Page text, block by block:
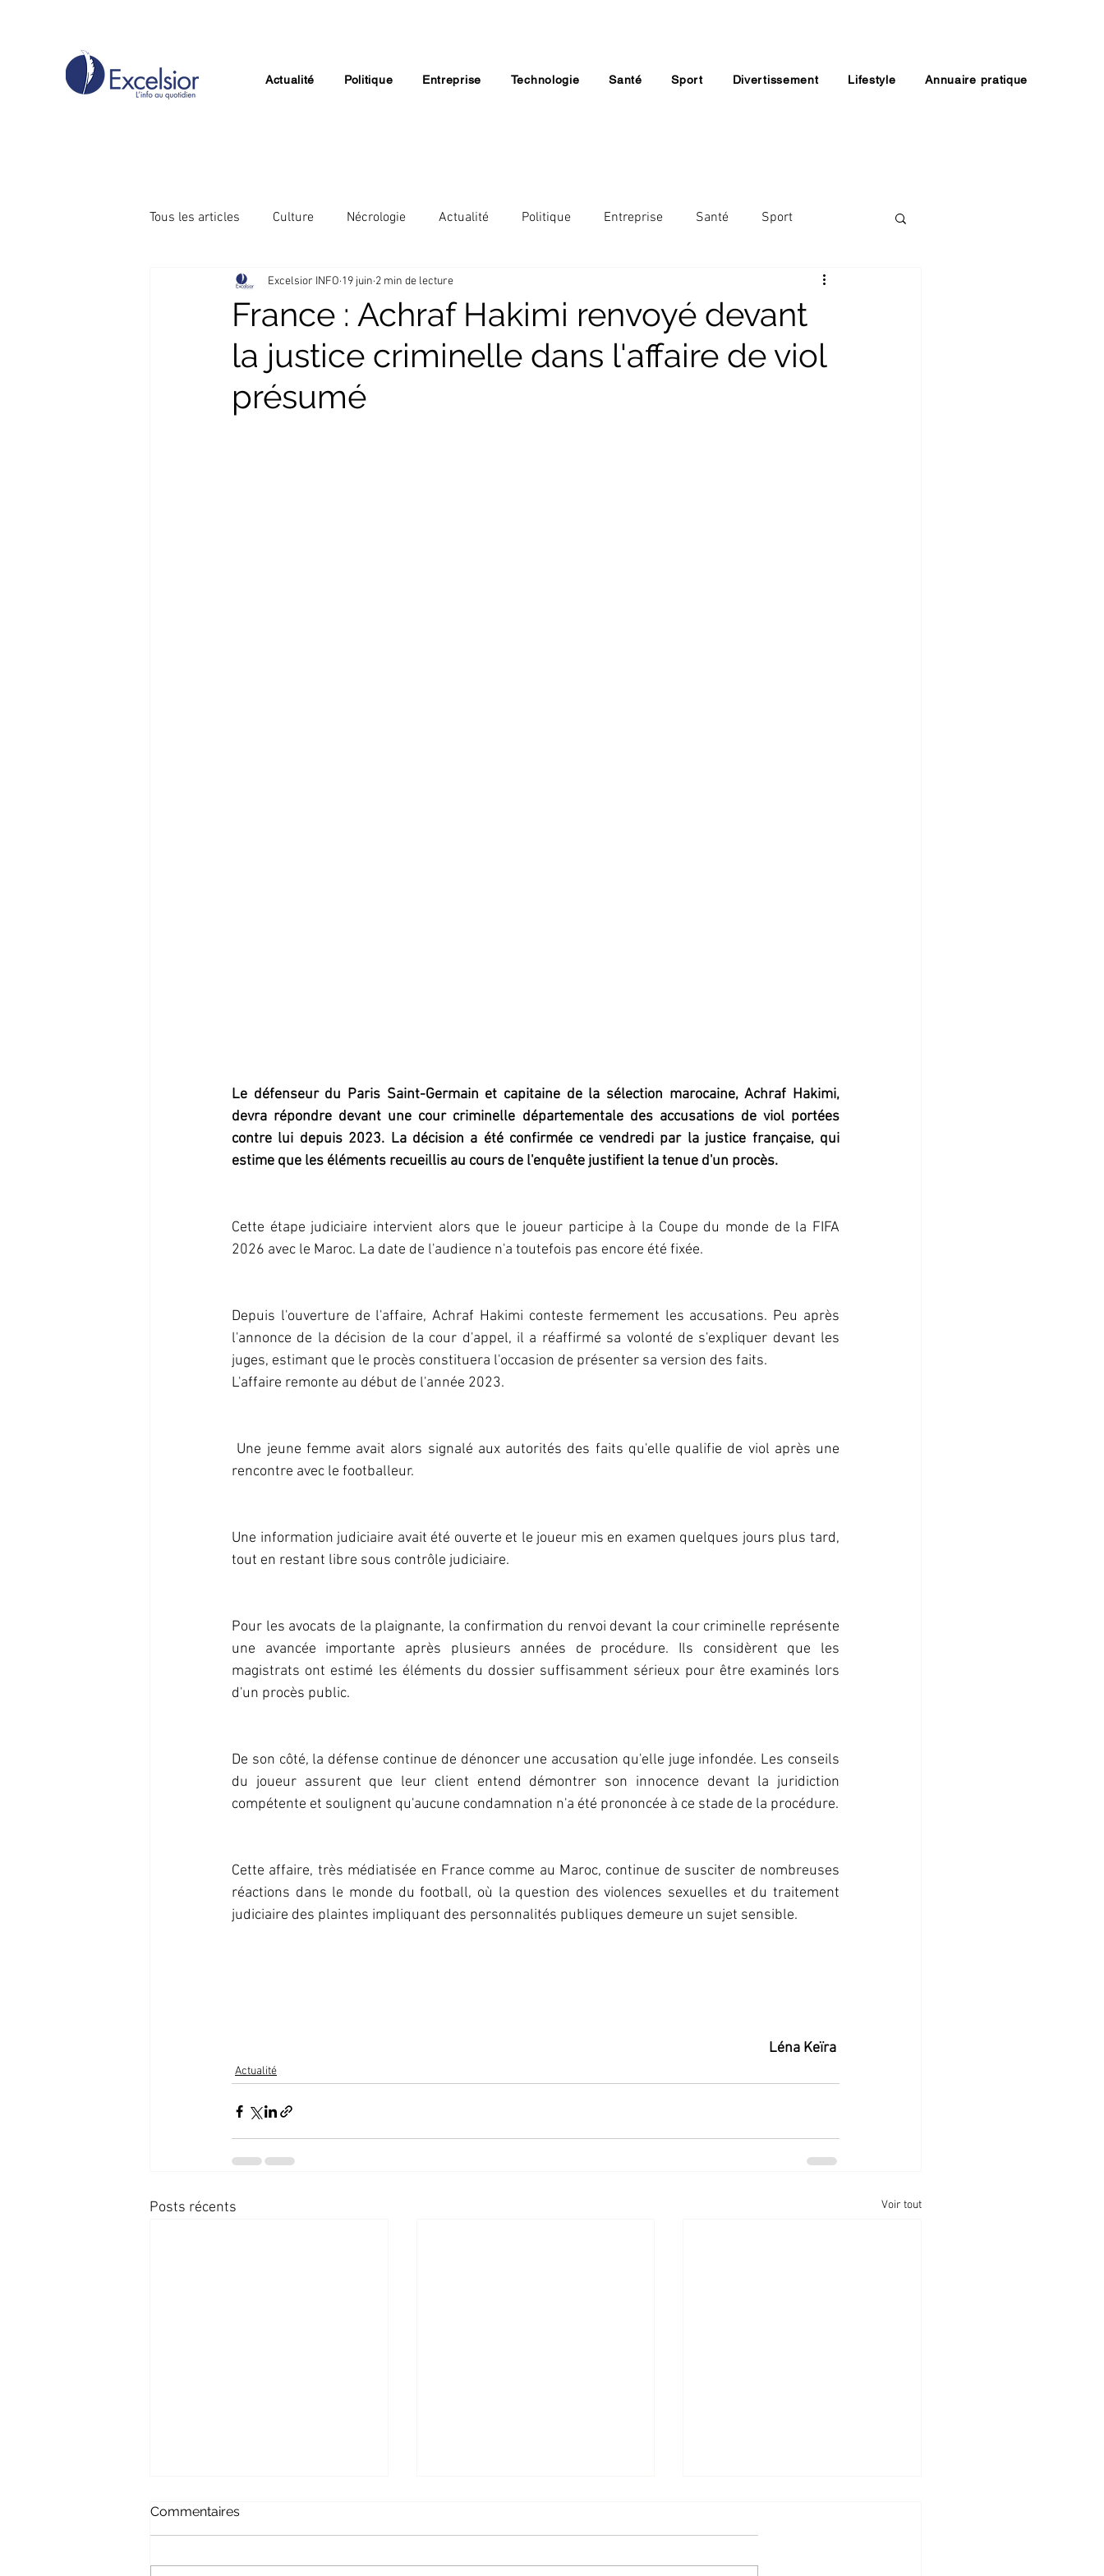
Actualité Politique Entreprise Technologie Santé Sport Divertissement Lifestyle Annuaire pratique
Tous les articles Culture Nécrologie Actualité Politique Entreprise Santé Sport
Divertissement Technologie Lifestyle
France : Achraf Hakimi renvoyé devant
la justice criminelle dans l'affaire de viol
présumé
Excelsior INFO 19 juin 2 min de lecture
Le défenseur du Paris Saint-Germain et capitaine de la sélection marocaine, Achraf Hakimi,
devra répondre devant une cour criminelle départementale des accusations de viol portées
contre lui depuis 2023. La décision a été confirmée ce vendredi par la justice française, qui
estime que les éléments recueillis au cours de l'enquête justifient la tenue d'un procès.
Cette étape judiciaire intervient alors que le joueur participe à la Coupe du monde de la FIFA
2026 avec le Maroc. La date de l'audience n'a toutefois pas encore été fixée.
Depuis l'ouverture de l'affaire, Achraf Hakimi conteste fermement les accusations. Peu après
l'annonce de la décision de la cour d'appel, il a réaffirmé sa volonté de s'expliquer devant les
juges, estimant que le procès constituera l'occasion de présenter sa version des faits.
L'affaire remonte au début de l'année 2023.
rencontre avec le footballeur.
Une information judiciaire avait été ouverte et le joueur mis en examen quelques jours plus tard,
tout en restant libre sous contrôle judiciaire.
Pour les avocats de la plaignante, la confirmation du renvoi devant la cour criminelle représente
une avancée importante après plusieurs années de procédure. Ils considèrent que les
magistrats ont estimé les éléments du dossier suffisamment sérieux pour être examinés lors
d'un procès public.
De son côté, la défense continue de dénoncer une accusation qu'elle juge infondée. Les conseils
du joueur assurent que leur client entend démontrer son innocence devant la juridiction
compétente et soulignent qu'aucune condamnation n'a été prononcée à ce stade de la procédure.
Cette affaire, très médiatisée en France comme au Maroc, continue de susciter de nombreuses
réactions dans le monde du football, où la question des violences sexuelles et du traitement
judiciaire des plaintes impliquant des personnalités publiques demeure un sujet sensible.
Léna Keïra
Actualité
Posts récents Voir tout
Commentaires